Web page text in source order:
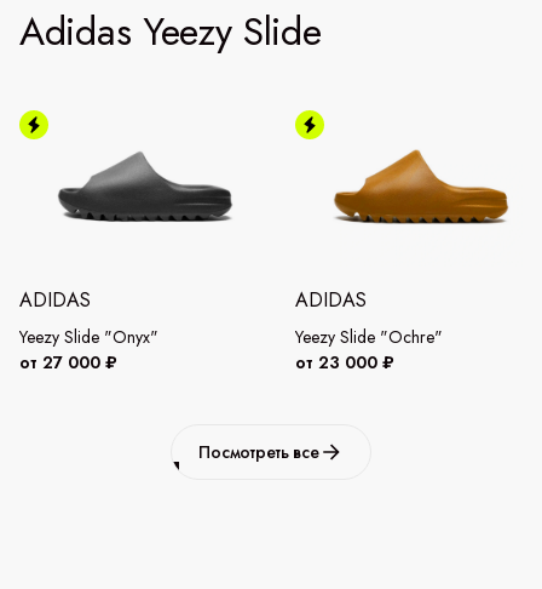
Adidas Yeezy Slide
ADIDAS
Yeezy Slide "Onyx"
от 27 000 ₽
ADIDAS
Yeezy Slide "Ochre"
от 23 000 ₽
Посмотреть все